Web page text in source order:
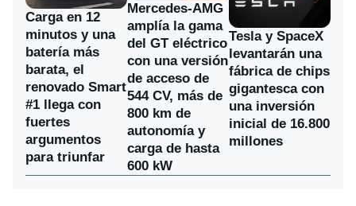
Carga en 12
minutos y una
batería más
barata, el
renovado Smart
#1 llega con
fuertes
argumentos
para triunfar
Mercedes-AMG
amplía la gama
del GT eléctrico
con una versión
de acceso de
544 CV, más de
800 km de
autonomía y
carga de hasta
600 kW
Tesla y SpaceX
levantarán una
fábrica de chips
gigantesca con
una inversión
inicial de 16.800
millones